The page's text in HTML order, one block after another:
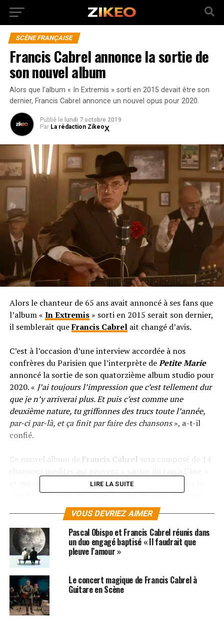
SCÈNE FRANÇAISE
Francis Cabrel annonce la sortie de
son nouvel album
Alors que l’album « In Extremis » sorti en 2015 devait être son
dernier, Francis Cabrel annonce un nouvel opus pour 2020.
Publié le lundi 7 octobre 2019
Par La rédaction Zikeo
Alors le chanteur de 65 ans avait annoncé à ses fans que
l’album « In Extremis» sorti en 2015 serait son dernier,
il semblerait queFrancis Cabrelait changé d’avis.
C’est à l’occasion d’une interview accordée à nos
confrères du Parisien que l’interprète dePetite Marie
annoncé la sortie de son quatorzième album studio pour
2020. « J’ai toujours l’impression que c’est tellement dur
que je n’y arriverai plus. Et puis c’est comme une
deuxième nature, tu griffonnes des trucs toute l’année,
par-ci par-là, et ça finit par faire des chansons», a-t-il
confié.
Ce nouvel album de Francis Cabrel sera composé de 14
et qui se « répondent et qui rebondissent », déclare le
chanteur. Une bonne nouvelle pour ses fans, qui n’ont
plus que quelques mois à patienter.
LES ALBUMS DE FRANCIS CABREL SONT
DISPONIBLES ICI
SUJETS ASSOCIÉS:
LIRE LA SUITE
VOUS DEVRIEZ AIMER
Pascal Obispo et Francis Cabrel réunis dans
un duo engagé baptisé « Il faudrait que
pleuve l’amour »
Le concert magique de Francis Cabrel à
Guitare en Scène